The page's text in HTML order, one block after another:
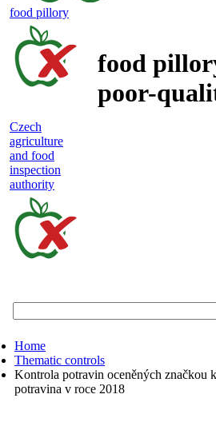
food pillory
food
poor-
Czech
agriculture
and food
inspection
authority
food
inspection
authority
Home
Thematic controls
Kontrola potravin oceněných značkou
potravina v roce 2018